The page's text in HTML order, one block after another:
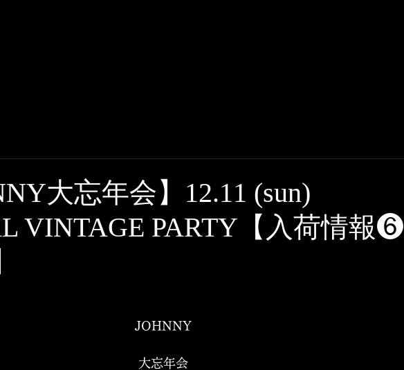
大忘年会】12.11 (sun)
VINTAGE PARTY【入荷情報❻
JOHNNY
大忘年会